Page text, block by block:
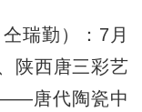
瑞勤 ）： 7月
陕西唐三彩艺
唐代陶瓷中